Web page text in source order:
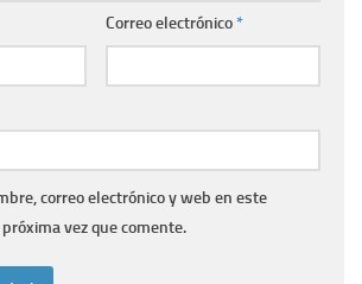
Correo electrónico*
correo electrónico y web en este
vez que comente.